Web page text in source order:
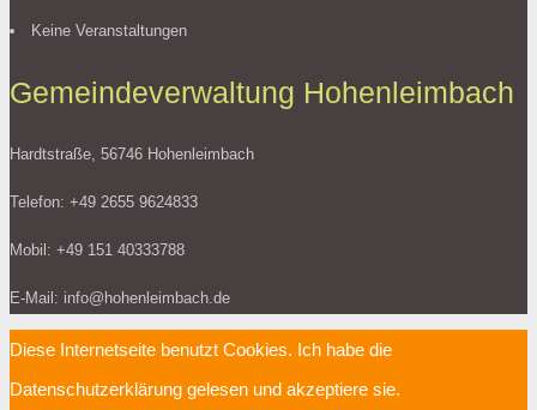
Keine Veranstaltungen
Gemeindeverwaltung Hohenleimbach
Hardtstraße, 56746 Hohenleimbach
Telefon: +49 2655 9624833
Mobil: +49 151 40333788
E-Mail: info@hohenleimbach.de
Diese Internetseite benutzt Cookies. Ich habe die
Datenschutzerklärung gelesen und akzeptiere sie.